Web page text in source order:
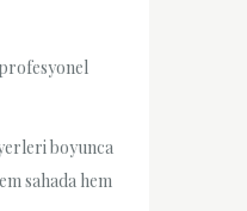
boyunca
sahada hem